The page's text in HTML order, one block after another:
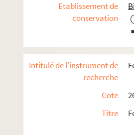
Etablissement de
conservation
Intitulé de l'instrument de
recherche
Cote
Titre